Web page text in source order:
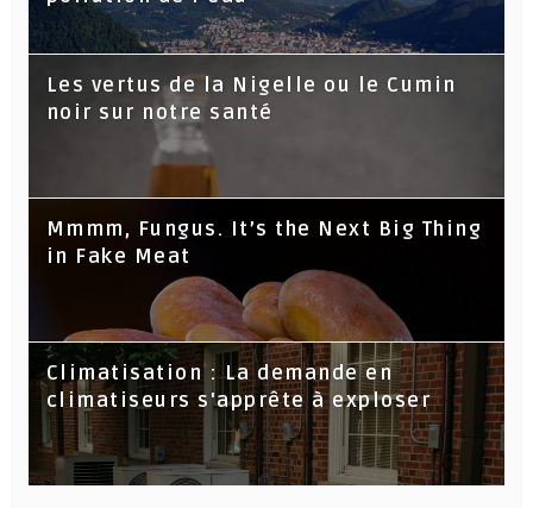
Les vertus de la Nigelle ou le Cumin
noir sur notre santé
Mmmm, Fungus. It’s the Next Big Thing
in Fake Meat
Climatisation : La demande en
climatiseurs s'apprête à exploser